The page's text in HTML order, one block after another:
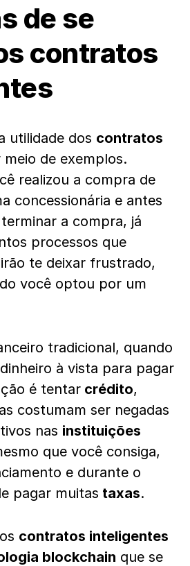
de se
contratos
utilidade dos contratos
meio de exemplos.
realizou a compra de
concessionária e antes
a compra, já
processos que
te deixar frustrado,
você optou por um
tradicional, quando
à vista para pagar
é tentar crédito,
costumam ser negadas
nas instituições
que você consiga,
e durante o
pagar muitas taxas.
contratos inteligentes
blockchain que se